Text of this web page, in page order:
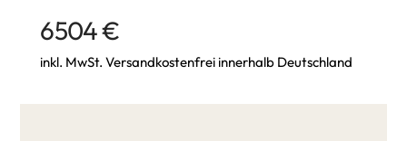
6504 €
inkl. MwSt. Versandkostenfrei innerhalb Deutschland